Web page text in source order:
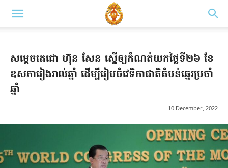
សម្ដេចតេជោ ហ៊ុន សែន ស្នើឲ្យកំណត់យកថ្ងៃទី២៦ ខែ
ឧសភារៀងរាល់ឆ្នាំ ដើម្បីរៀបចំវេទិកាជាតិតំបន់ឆ្នេរប្រចាំ
ឆ្នាំ
10 December, 2022